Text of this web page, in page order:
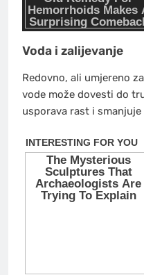
Voda i zalijevanje
Redovno, ali umjereno
vode može dovesti do
usporava rast i